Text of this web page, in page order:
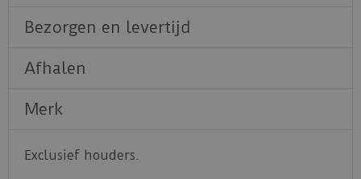
Bezorgen en levertijd
Afhalen
Merk
Exclusief houders.